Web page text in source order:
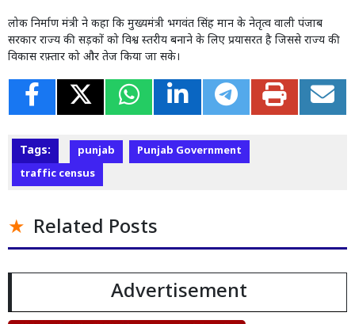
लोक निर्माण मंत्री ने कहा कि मुख्यमंत्री भगवंत सिंह मान के नेतृत्व वाली पंजाब
सरकार राज्य की सड़कों को विश्व स्तरीय बनाने के लिए प्रयासरत है जिससे राज्य की
विकास रफ़्तार को और तेज किया जा सके।
Tags: punjab
Punjab Government
traffic census
Related Posts
Advertisement